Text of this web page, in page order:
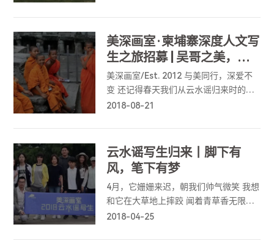
美深画室·柬埔寨深度人文写
生之旅招募 | 吴哥之美，十
月绽放
美深画室/Est. 2012 与美同行，深爱不
变 还记得春天我们从云水谣归来时的约
定吗 “能走多远，就走多远” 心灵抵达的
行写生目的地 都是在给自己一个机会 去
迎接更美的绽放
2018-08-21
云水谣写生归来丨脚下有
风，笔下有梦
4月，它姗姗来迟，朝我们帅气微笑 我想
和它在大草地上摔跤 闻着青草香无限遐
想 端起酒杯与风一起胡乱作画
2018-04-25